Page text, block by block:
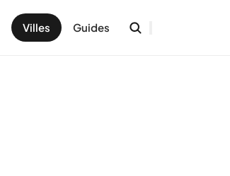
Villes Guides